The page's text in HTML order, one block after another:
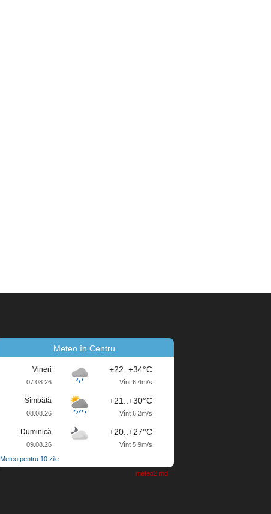
Meteo în Centru
Vineri
07.08.26
+22..+34°C
Vînt 6.4m/s
Sîmbătă
08.08.26
+21..+30°C
Vînt 6.2m/s
Duminică
09.08.26
+20..+27°C
Vînt 5.9m/s
Meteo pentru 10 zile
meteo2.md